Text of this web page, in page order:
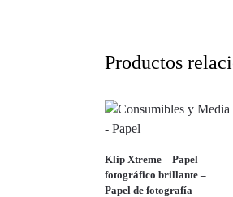
Productos
Klip Xtreme – Papel
fotográfico brillante –
Papel de fotografía